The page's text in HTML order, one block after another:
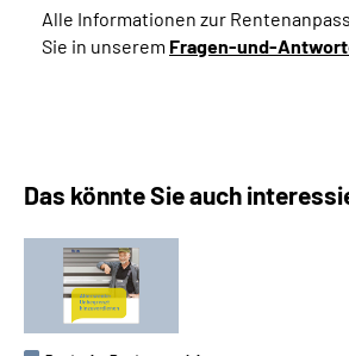
Alle Informationen zur
Sie in unserem Fragen-und-
Das könnte Sie auch